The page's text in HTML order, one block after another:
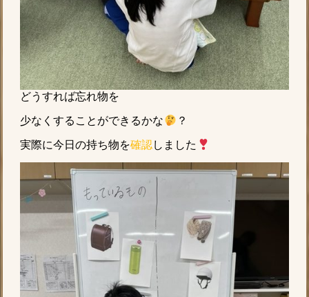
どうすれば忘れ物を
少なくすることができるかな ？
実際に今日の持ち物を確認しました